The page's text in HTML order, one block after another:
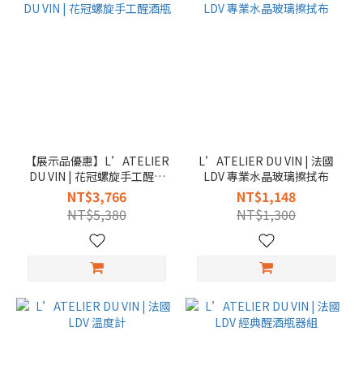
【展示品優惠】L’ATELIER
DU VIN | 花冠螺旋手工醒酒
瓶
NT$3,766
NT$5,380
L’ATELIER DU VIN | 法國
LDV 專業水晶玻璃擦拭布
NT$1,148
NT$1,300